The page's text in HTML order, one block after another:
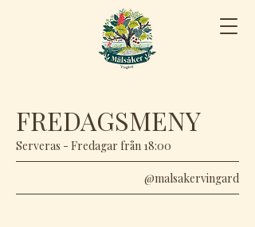
FREDAGSMENY
Serveras - Fredagar från 18:00
@malsakervingard